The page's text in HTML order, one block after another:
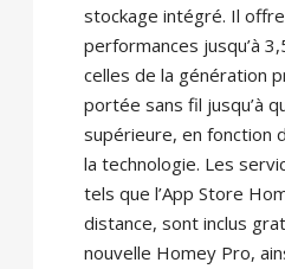
stockage intégré. Il
performances jusqu’à
celles de la génération
portée sans fil jusqu’à
supérieure, en fonction
la technologie. Les
tels que l’App Store
distance, sont inclus
nouvelle Homey Pro,